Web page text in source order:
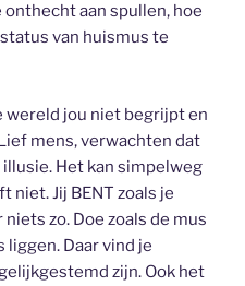
aan spullen, hoe
van huismus te
wereld jou niet begrijpt en
mens, verwachten dat
Het kan simpelweg
niet. Jij BENT zoals je
zo. Doe zoals de mus
Daar vind je
zijn. Ook het